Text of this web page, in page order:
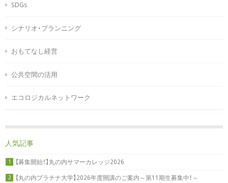
SDGs
シナリオ・プランニング
おもてなし経営
公共空間の活用
エコロジカルネットワーク
人気記事
1 【募集開始！】丸の内サマーカレッジ2026
2 【丸の内プラチナ大学】2026年度開講のご案内～第11期生募集中！～